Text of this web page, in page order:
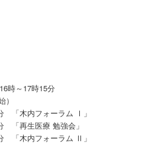
時～17時15分
「木内フォーラム Ⅰ」
「再生医療 勉強会」
「木内フォーラム Ⅱ」